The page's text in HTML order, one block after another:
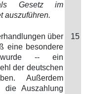
Gesetz im
auszuführen.
über
eine besondere
wurde -- ein
der deutschen
Außerdem
die Auszahlung
15